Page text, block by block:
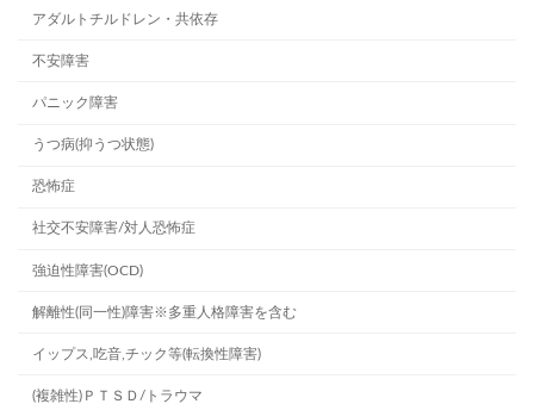
アダルトチルドレン・共依存
不安障害
パニック障害
うつ病(抑うつ状態)
恐怖症
社交不安障害/対人恐怖症
強迫性障害(OCD)
解離性(同一性)障害※多重人格障害を含む
イップス,吃音,チック等(転換性障害)
(複雑性)ＰＴＳＤ/トラウマ